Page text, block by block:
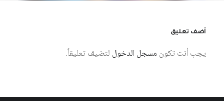
27 يوليو، 2026
أضف تعليق
يجب أنت تكون مسجل الدخول لتضيف تعليقاً.